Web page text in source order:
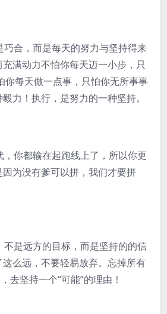
巧合，而是每天的努力与坚持得来
满动力不怕你每天迈一小步，只
你每天做一点事，只怕你无所事事
力！执行，是努力的一种坚持。
你都输在起跑线上了，所以你更
为没有爹可以拼，我们才要拼
是远方的目标，而是坚持的的信
么远，不要轻易放弃。忘掉所有
去坚持一个“可能”的理由！